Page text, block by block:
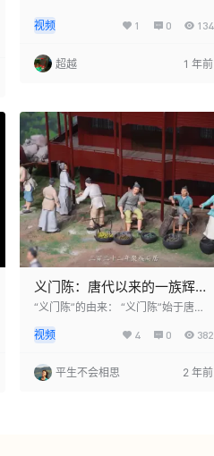
视频 1 0 134
超越 1 年前
义门陈：唐代以来的一族辉煌
与荣耀
“义门陈”的由来： “义门陈”始于唐
安县）的大族，以家风严谨、团结族
著名的忠孝样板和家族典范。其鼎盛
时期人口达三千九百多，且不分家，
视频 4 0 382
平生不会相思 2 年前